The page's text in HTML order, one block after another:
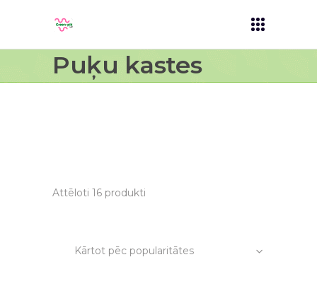
Puķu kastes
Attēloti 16 produkti
Kārtot pēc popularitātes